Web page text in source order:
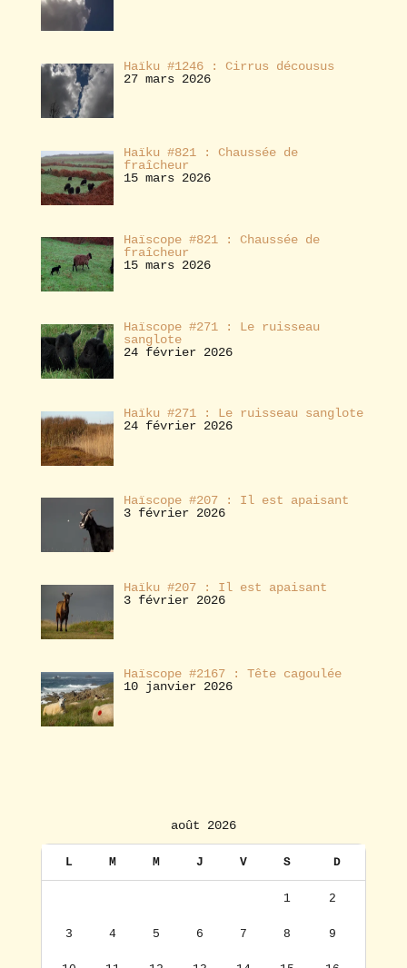
Haïku #1246 : Cirrus décousus
27 mars 2026
Haïku #821 : Chaussée de
fraîcheur
15 mars 2026
Haïscope #821 : Chaussée de
fraîcheur
15 mars 2026
Haïscope #271 : Le ruisseau
sanglote
24 février 2026
Haïku #271 : Le ruisseau sanglote
24 février 2026
Haïscope #207 : Il est apaisant
3 février 2026
Haïku #207 : Il est apaisant
3 février 2026
Haïscope #2167 : Tête cagoulée
10 janvier 2026
août 2026
L M M J V S D
1 2
3 4 5 6 7 8 9